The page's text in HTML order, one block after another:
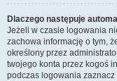
Dlaczego następuje
Jeżeli w czasie logowania
zachowa informację o tym,
określony przez
twojego konta przez kogoś
podczas logowania zaznacz